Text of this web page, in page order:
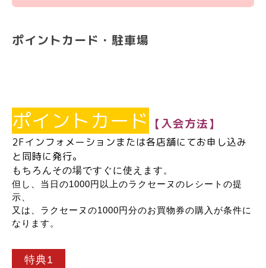
ポイントカード・駐車場
ポイントカード 【入会方法】
2Fインフォメーションまたは各店舗にてお申し込み
と同時に発行。
もちろんその場ですぐに使えます 。
但し、当日の1000円以上のラクセーヌのレシートの提
示、
又は、ラクセーヌの1000円分のお買物券の購入が条件に
なります。
特典1